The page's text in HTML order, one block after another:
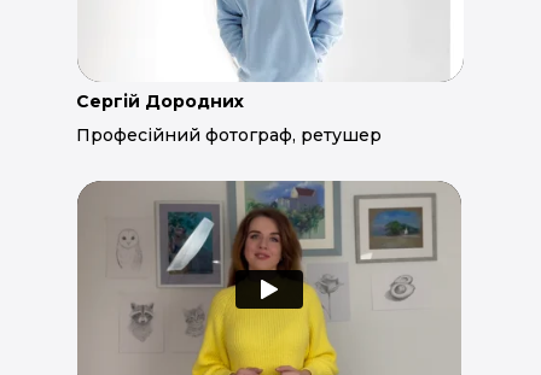
Сергій Дородних
Професійний фотограф, ретушер